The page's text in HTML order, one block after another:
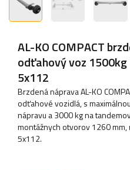
AL-KO COMPACT
odťahový voz
5x112
Brzdená náprava AL-KO
odťahové vozidlá, s
nápravu a 3000 kg na
montážnych otvorov 1260
5x112.